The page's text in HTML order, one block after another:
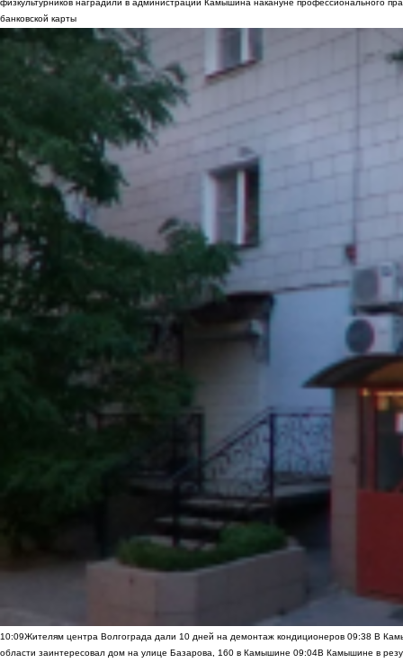
физкультурников наградили в администрации Камышина накануне профессионального
банковской карты
10:09Жителям центра Волгограда дали 10 дней на демонтаж кондиционеров 09:38 В
области заинтересовал дом на улице Базарова, 160 в Камышине 09:04В Камышине в